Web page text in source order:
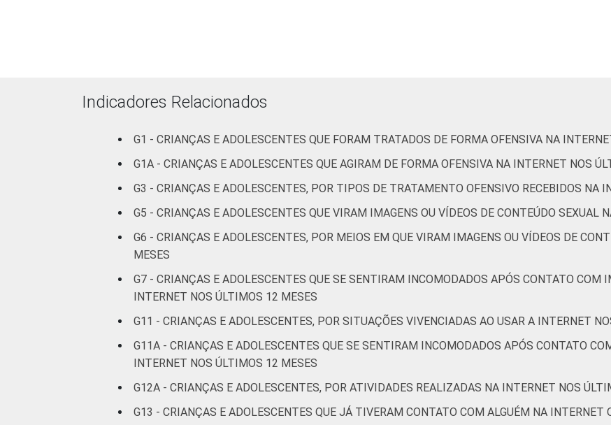
RESPONSÁVEIS
II
4 2 7 2
mais
4 1 8 2
FAIXA ETÁRIA
ADOLESCENTE
De 9 a 10
- - - -
De 11 a 12
anos
1
anos
3 1 3 1
De 15 a 17
7 2 13 4
Indicadores Relacionados
G1 - CRIANÇAS E ADOLESCENTES QUE FORAM TRATADOS DE FORMA OFENSIVA NA
G1A - CRIANÇAS E ADOLESCENTES QUE AGIRAM DE FORMA OFENSIVA NA INTERNET NOS
G3 - CRIANÇAS E ADOLESCENTES, POR TIPOS DE TRATAMENTO OFENSIVO RECEBIDOS NA
G5 - CRIANÇAS E ADOLESCENTES QUE VIRAM IMAGENS OU VÍDEOS DE CONTEÚDO SEXUAL
G6 - CRIANÇAS E ADOLESCENTES, POR MEIOS EM QUE VIRAM IMAGENS OU VÍDEOS DE
MESES
G7 - CRIANÇAS E ADOLESCENTES QUE SE SENTIRAM INCOMODADOS APÓS CONTATO COM
INTERNET NOS ÚLTIMOS 12 MESES
G11 - CRIANÇAS E ADOLESCENTES, POR SITUAÇÕES VIVENCIADAS AO USAR A INTERNET
G11A - CRIANÇAS E ADOLESCENTES QUE SE SENTIRAM INCOMODADOS APÓS CONTATO
INTERNET NOS ÚLTIMOS 12 MESES
G12A - CRIANÇAS E ADOLESCENTES, POR ATIVIDADES REALIZADAS NA INTERNET NOS
G13 - CRIANÇAS E ADOLESCENTES QUE JÁ TIVERAM CONTATO COM ALGUÉM NA INTERNET